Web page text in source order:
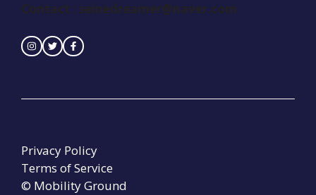
Contact : seinedreamer@naver.com
© Mobility Ground
Privacy Policy
Terms of Service